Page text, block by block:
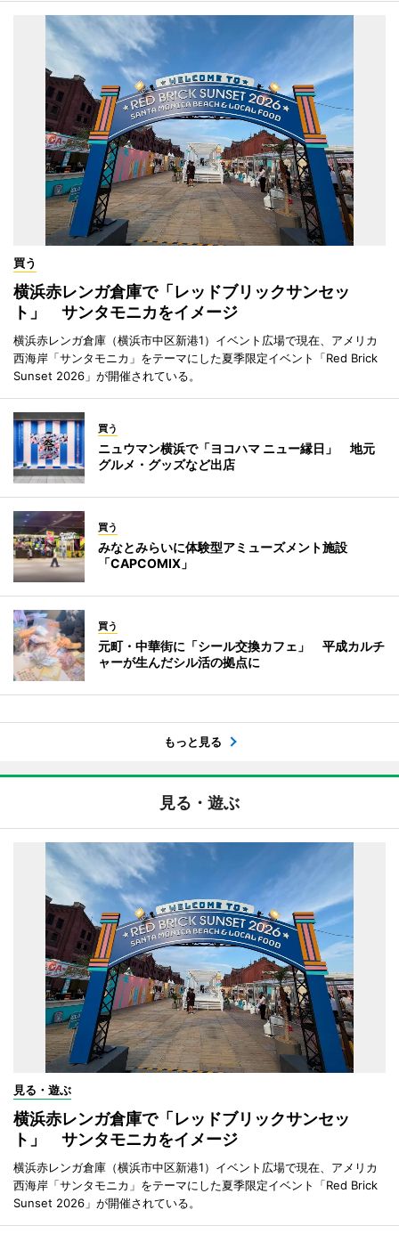
買う
横浜赤レンガ倉庫で「レッドブリックサンセッ
ト」 サンタモニカをイメージ
横浜赤レンガ倉庫（横浜市中区新港1）イベント広場で現在、アメリカ
西海岸「サンタモニカ」をテーマにした夏季限定イベント「Red Brick
Sunset 2026」が開催されている。
買う
ニュウマン横浜で「ヨコハマ ニュー縁日」 地元
グルメ・グッズなど出店
買う
みなとみらいに体験型アミューズメント施設
「CAPCOMIX」
買う
元町・中華街に「シール交換カフェ」 平成カルチ
ャーが生んだシル活の拠点に
もっと見る
見る・遊ぶ
見る・遊ぶ
横浜赤レンガ倉庫で「レッドブリックサンセッ
ト」 サンタモニカをイメージ
横浜赤レンガ倉庫（横浜市中区新港1）イベント広場で現在、アメリカ
西海岸「サンタモニカ」をテーマにした夏季限定イベント「Red Brick
Sunset 2026」が開催されている。